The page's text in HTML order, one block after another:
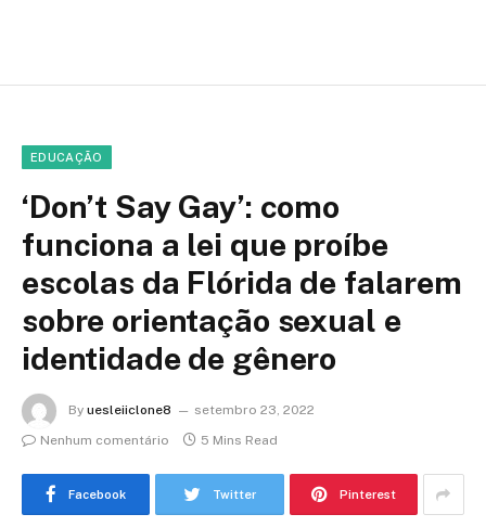
EDUCAÇÃO
‘Don’t Say Gay’: como
funciona a lei que proíbe
escolas da Flórida de falarem
sobre orientação sexual e
identidade de gênero
By uesleiiclone8
setembro 23, 2022
Nenhum comentário
5 Mins Read
Facebook Twitter Pinterest